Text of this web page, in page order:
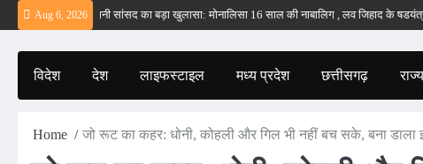
Skip
to
content
Aug 6, 2026
ईरान बड़वानी सांसद का बड़ा खुलासा: मोनालिसा 16 साल की नाबालिग , लव जिहाद के षडयंत्र का
विदेश देश लाइफस्टाइल मध्य प्रदेश छत्तीसगढ़ राज्य
Home जो रूट का कहर: धोनी, कोहली और गिल भी नहीं बच सके, बना डाला